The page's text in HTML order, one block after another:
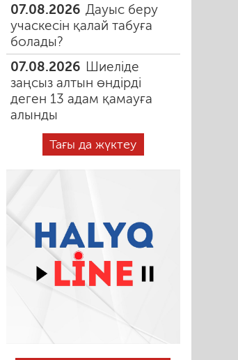
07.08.2026 Дауыс беру
учаскесін қалай табуға
болады?
07.08.2026 Шиеліде
заңсыз алтын өндірді
деген 13 адам қамауға
алынды
Тағы да жүктеу